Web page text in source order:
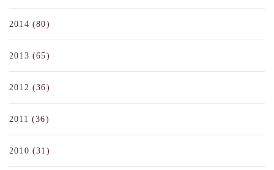
2014 (80)
2013 (65)
2012 (36)
2011 (36)
2010 (31)